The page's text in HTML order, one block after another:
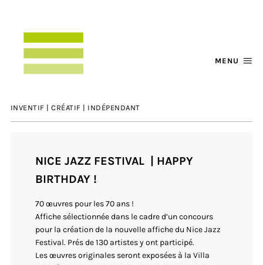
INVENTIF | CRÉATIF | INDÉPENDANT
MENU
NICE JAZZ FESTIVAL | HAPPY
BIRTHDAY !
70 œuvres pour les 70 ans !
Affiche sélectionnée dans le cadre d’un concours
pour la création de la nouvelle affiche du Nice Jazz
Festival. Prés de 130 artistes y ont participé.
Les œuvres originales seront exposées à la Villa